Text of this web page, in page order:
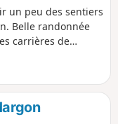
un peu des sentiers
Belle randonnée
carrières de